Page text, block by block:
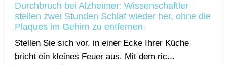
Durchbruch bei Alzheimer: Wissenschaftler
stellen zwei Stunden Schlaf wieder her, ohne die
Plaques im Gehirn zu entfernen
Stellen Sie sich vor, in einer Ecke Ihrer Küche
bricht ein kleines Feuer aus. Mit dem ric...